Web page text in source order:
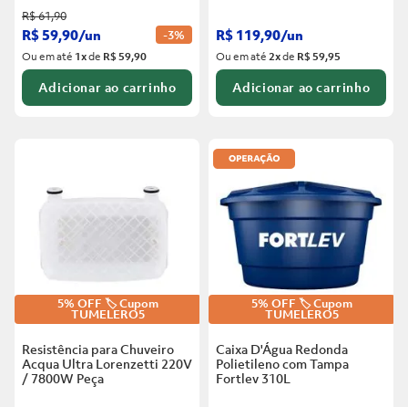
R$61,90
R$59,90/un -3%
Ou em até 1xde R$ 59,90
Adicionar ao carrinho
R$ 119,90/un
Ou em até2xde R$ 59,95
Adicionar ao carrinho
5% OFF 🏷️ Cupom
TUMELERO5
Resistência para Chuveiro
Acqua Ultra Lorenzetti 220V
/ 7800W Peça
5% OFF 🏷️ Cupom
TUMELERO5
Caixa D'Água Redonda
Polietileno com Tampa
Fortlev 310L